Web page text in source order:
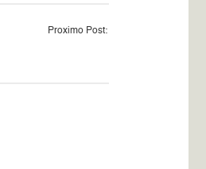
Proximo Post: